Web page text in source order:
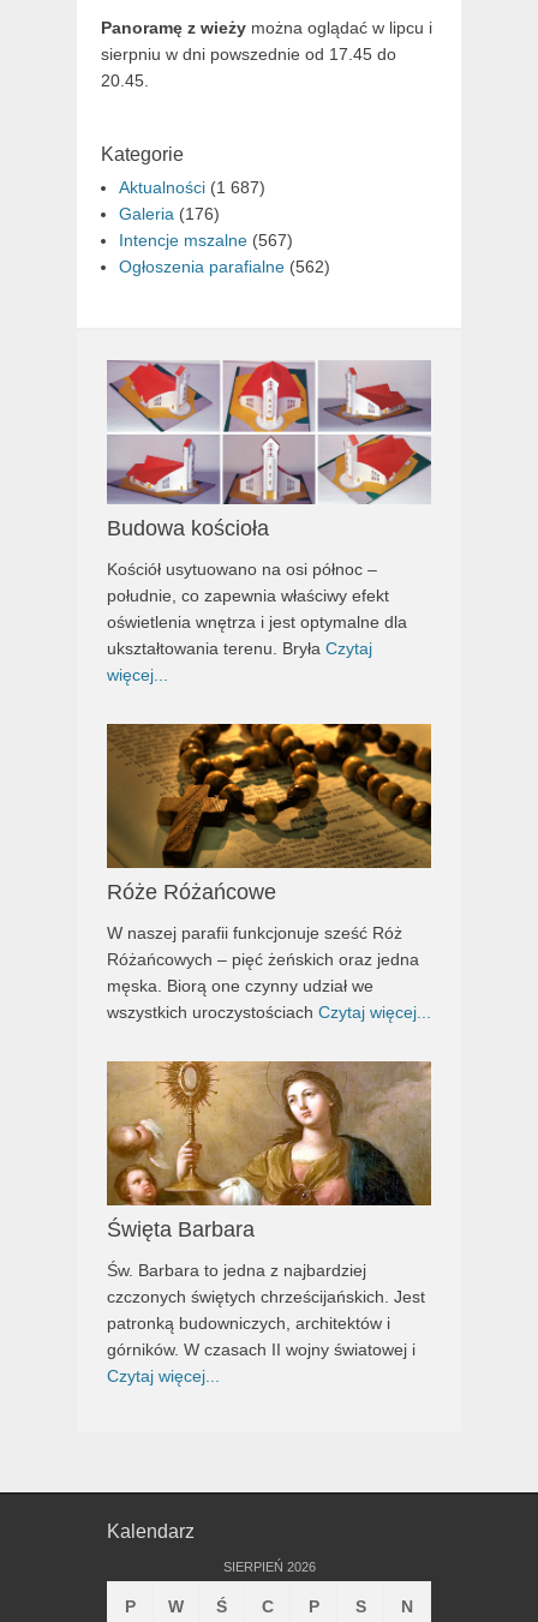
Panoramę z wieży można oglądać w lipcu i
sierpniu w dni powszednie od 17.45 do
20.45.
Kategorie
Aktualności (1 687)
Galeria (176)
Intencje mszalne (567)
Ogłoszenia parafialne (562)
Budowa kościoła
Kościół usytuowano na osi północ –
południe, co zapewnia właściwy efekt
oświetlenia wnętrza i jest optymalne dla
ukształtowania terenu. Bryła Czytaj
więcej...
Róże Różańcowe
W naszej parafii funkcjonuje sześć Róż
Różańcowych – pięć żeńskich oraz jedna
męska. Biorą one czynny udział we
wszystkich uroczystościach Czytaj więcej...
Święta Barbara
Św. Barbara to jedna z najbardziej
czczonych świętych chrześcijańskich. Jest
patronką budowniczych, architektów i
górników. W czasach II wojny światowej i
Czytaj więcej...
Kalendarz
SIERPIEŃ 2026
P W Ś C P S N